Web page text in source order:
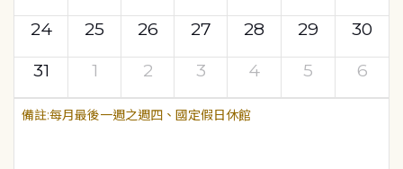
24
25 26 27 28 29
30
31
1 2 3 4 5 6
每月最後一週之週四、國定假日休館